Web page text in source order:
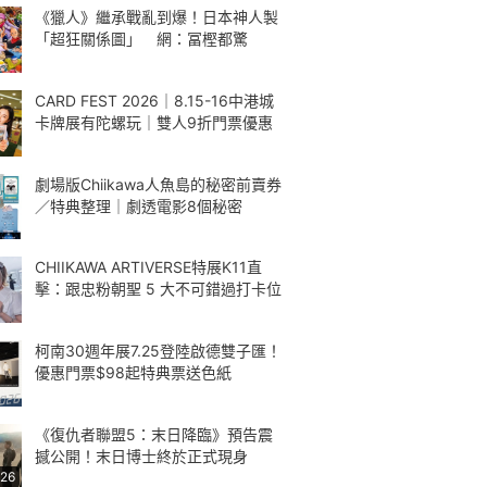
《獵人》繼承戰亂到爆！日本神人製
「超狂關係圖」 網：冨樫都驚
CARD FEST 2026｜8.15-16中港城
卡牌展有陀螺玩｜雙人9折門票優惠
劇場版Chiikawa人魚島的秘密前賣券
／特典整理｜劇透電影8個秘密
CHIIKAWA ARTIVERSE特展K11直
擊：跟忠粉朝聖 5 大不可錯過打卡位
柯南30週年展7.25登陸啟德雙子匯！
優惠門票$98起特典票送色紙
《復仇者聯盟5：末日降臨》預告震
撼公開！末日博士終於正式現身